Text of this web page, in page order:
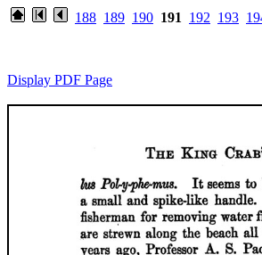
188 189 190 191 192 193
Display PDF Page